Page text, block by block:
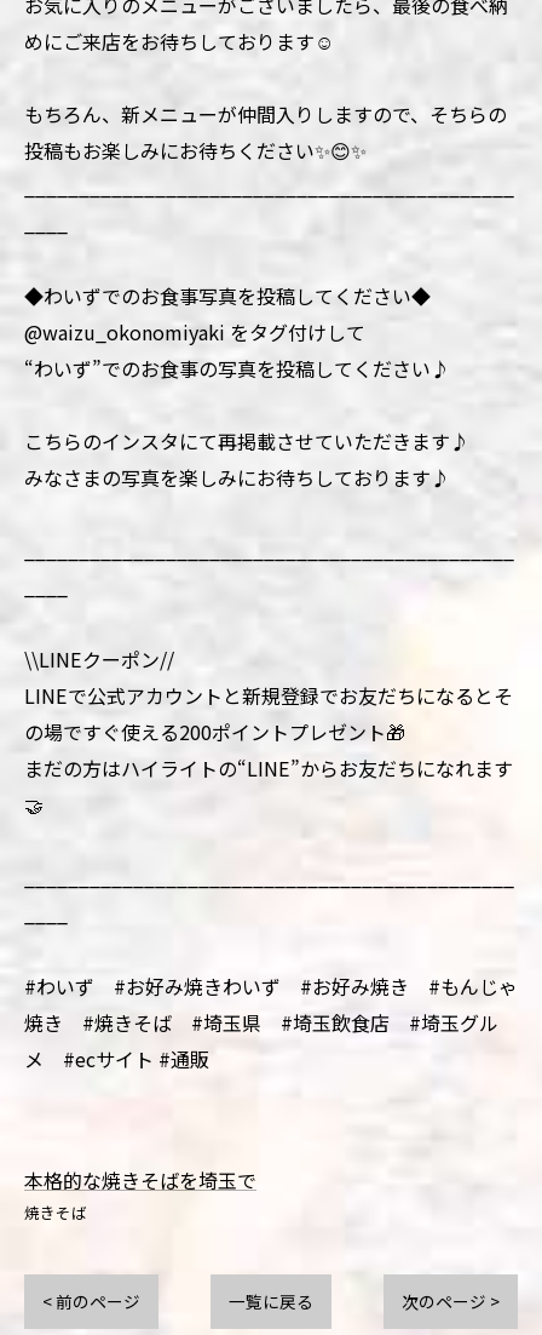
めにご来店をお待ちしております☺️
もちろん、新メニューが仲間入りしますので、そちらの
投稿もお楽しみにお待ちください✨😊✨
◆わいずでのお食事写真を投稿してください◆
@waizu_okonomiyaki をタグ付けして
“わいず”でのお食事の写真を投稿してください♪
こちらのインスタにて再掲載させていただきます♪
みなさまの写真を楽しみにお待ちしております♪
\\LINEクーポン//
LINEで公式アカウントと新規登録でお友だちになるとそ
の場ですぐ使える200ポイントプレゼント🎁
まだの方はハイライトの“LINE”からお友だちになれます
🤝
#わいず #お好み焼きわいず #お好み焼き #もんじゃ
焼き #焼きそば #埼玉県 #埼玉飲食店 #埼玉グル
メ #ecサイト #通販
本格的な焼きそばを埼玉で
焼きそば
< 前のページ 一覧に戻る 次のページ >